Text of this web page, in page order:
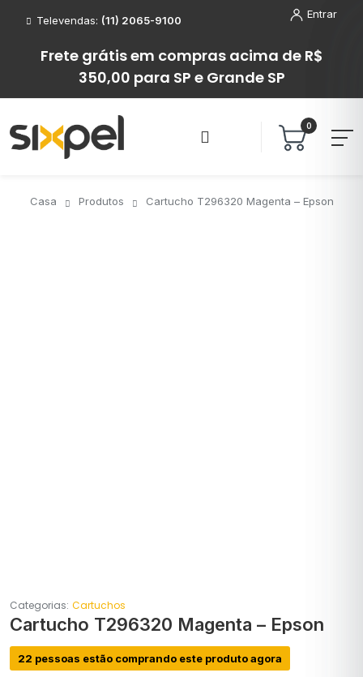
Televendas: (11) 2065-9100
Frete grátis em compras acima de R$
350,00 para SP e Grande SP
Entrar
0
Casa Produtos Cartucho T296320 Magenta – Epson
Categorias: Cartuchos
Cartucho T296320 Magenta – Epson
22 pessoas estão comprando este produto agora